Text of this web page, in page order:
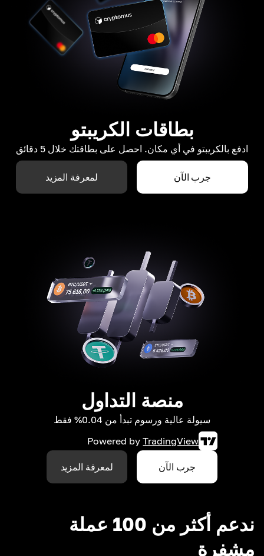
بطاقات الكريبتو
ادفع بالكريبتو في أي مكان. احصل على بطاقتك خلال 5 دقائق
جرب الآن لمعرفة المزيد
منصة التداول
سيولة عالية ورسوم تبدأ من 0.04% فقط
Powered by TradingView
جرب الآن لمعرفة المزيد
ندعم أكثر من 100 عملة
مشفرة